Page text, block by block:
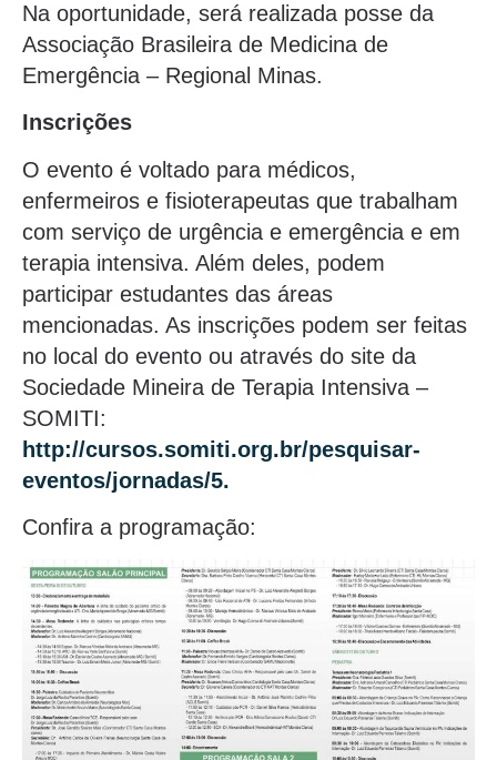
Na oportunidade, será realizada posse da
Associação Brasileira de Medicina de
Emergência – Regional Minas.
Inscrições
O evento é voltado para médicos,
enfermeiros e fisioterapeutas que trabalham
com serviço de urgência e emergência e em
terapia intensiva. Além deles, podem
participar estudantes das áreas
mencionadas. As inscrições podem ser feitas
no local do evento ou através do site da
Sociedade Mineira de Terapia Intensiva –
SOMITI:
http://cursos.somiti.org.br/pesquisar-
eventos/jornadas/5.
Confira a programação: